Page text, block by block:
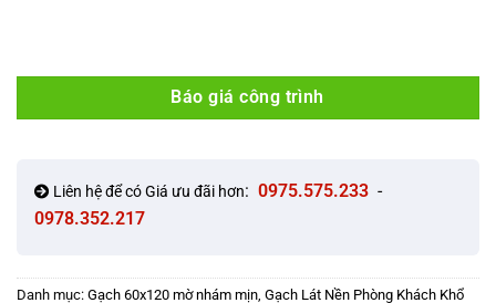
Báo giá công trình
Liên hệ để có Giá ưu đãi hơn: 0975.575.233-
0978.352.217
Danh mục: Gạch 60x120 mờ nhám mịn Gạch Lát Nền Phòng Khách Khổ